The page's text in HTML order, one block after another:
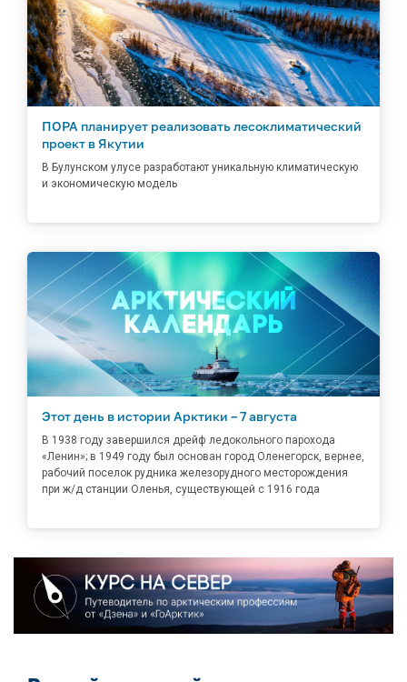
ПОРА планирует реализовать лесоклиматический
проект в Якутии
В Булунском улусе разработают уникальную климатическую
и экономическую модель
Этот день в истории Арктики – 7 августа
В 1938 году завершился дрейф ледокольного парохода
«Ленин»; в 1949 году был основан город Оленегорск, вернее,
рабочий поселок рудника железорудного месторождения
при ж/д станции Оленья, существующей с 1916 года